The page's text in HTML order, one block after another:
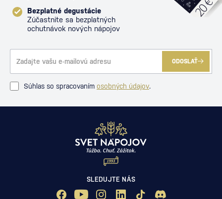
Bezplatné degustácie
Zúčastnite sa bezplatných
ochutnávok nových nápojov
ODOSLAŤ
Súhlas so spracovaním osobných údajov.
SLEDUJTE NÁS